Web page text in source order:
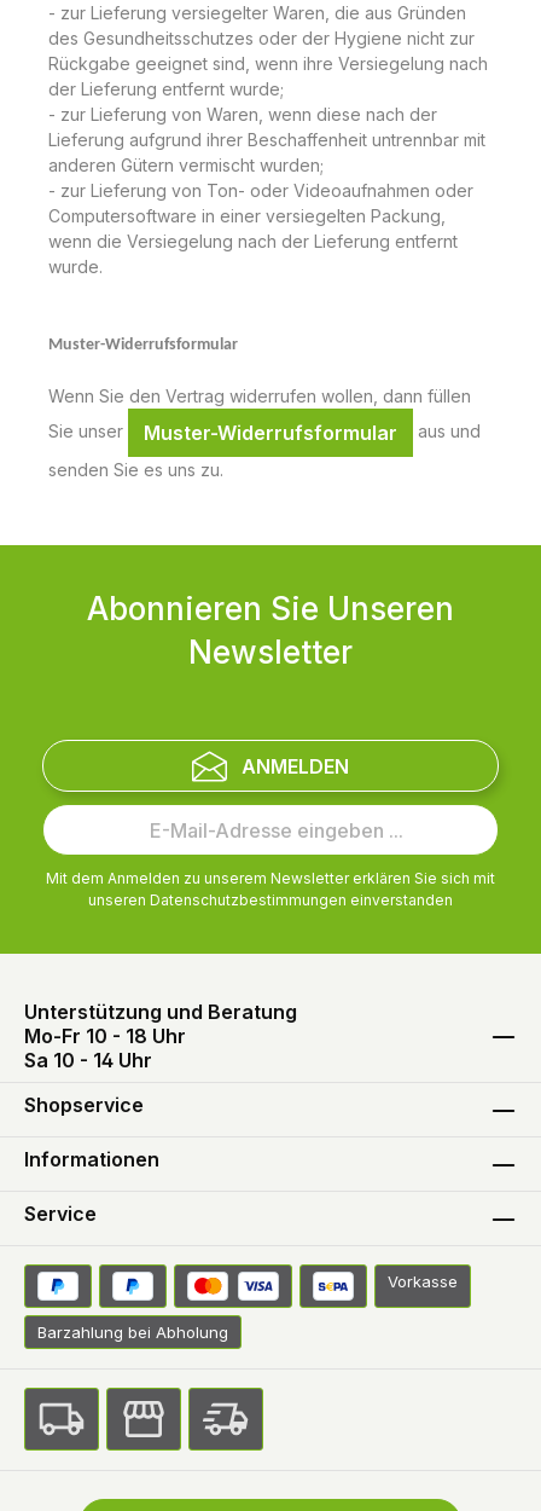
- zur Lieferung versiegelter Waren, die aus Gründen
des Gesundheitsschutzes oder der Hygiene nicht zur
Rückgabe geeignet sind, wenn ihre Versiegelung nach
der Lieferung entfernt wurde;
- zur Lieferung von Waren, wenn diese nach der
Lieferung aufgrund ihrer Beschaffenheit untrennbar mit
anderen Gütern vermischt wurden;
- zur Lieferung von Ton- oder Videoaufnahmen oder
Computersoftware in einer versiegelten Packung,
wenn die Versiegelung nach der Lieferung entfernt
wurde.
Muster-Widerrufsformular
Wenn Sie den Vertrag widerrufen wollen, dann füllen
Sie unser
Muster-Widerrufsformular
aus und
senden Sie es uns zu.
Abonnieren Sie Unseren
Newsletter
ANMELDEN
Mit dem Anmelden zu unserem Newsletter erklären Sie sich mit
unseren Datenschutzbestimmungen einverstanden
Unterstützung und Beratung
Mo-Fr 10 - 18 Uhr
Sa 10 - 14 Uhr
Shopservice
Informationen
Service
Vorkasse
Barzahlung bei Abholung